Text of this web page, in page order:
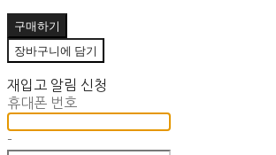
구매하기
장바구니에 담기
재입고 알림 신청
휴대폰 번호
-